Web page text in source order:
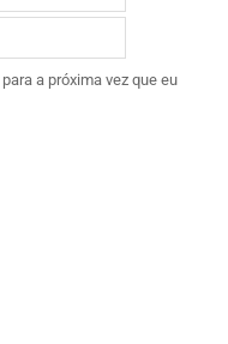
a próxima vez que eu